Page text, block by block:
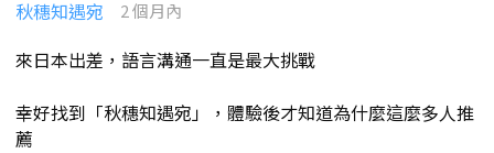
秋穗知遇宛 2 個月內
來日本出差，語言溝通一直是最大挑戰
幸好找到「秋穗知遇宛」，體驗後才知道為什麼這麼多人推
薦